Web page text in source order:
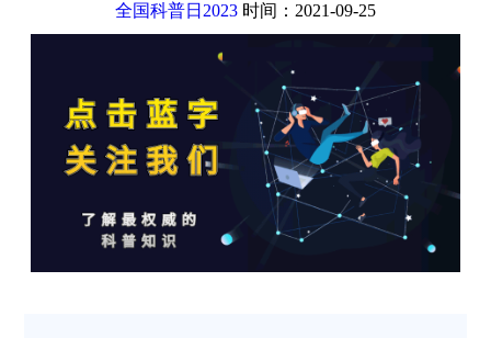
全国科普日2023 时间：2021-09-25